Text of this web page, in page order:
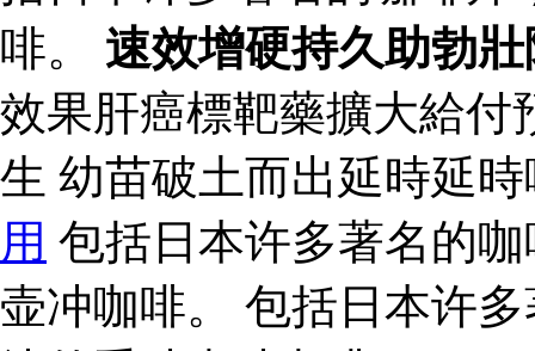
啡。 速效增硬持久助勃
效果肝癌標靶藥擴大給付
生 幼苗破土而出延時 延
用 包括日本许多著名的
壶冲咖啡。 包括日本许